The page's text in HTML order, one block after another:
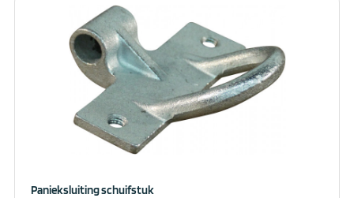
Panieksluiting schuifstuk